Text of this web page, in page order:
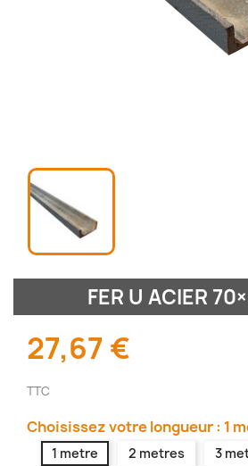
FER U ACIER
27,67 €
TTC
Choisissez votre longueur : 1
1 metre 2 metres
3